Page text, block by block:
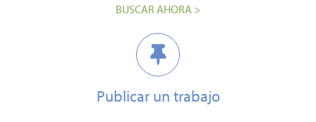
BUSCAR AHORA >
Publicar un trabajo